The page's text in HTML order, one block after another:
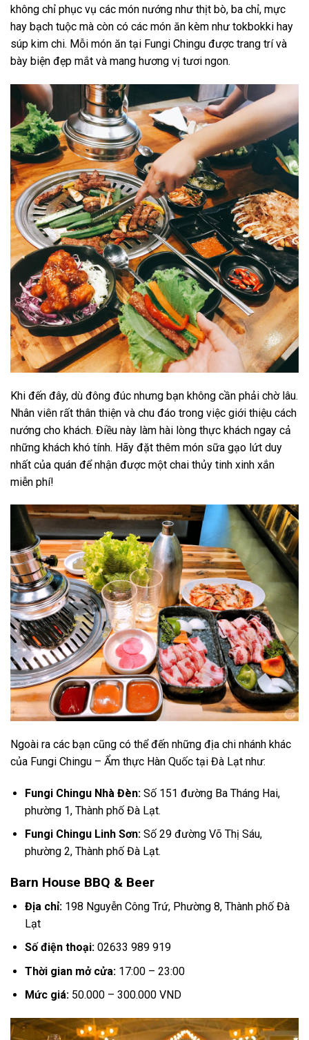
không chỉ phục vụ các món nướng như thịt bò, ba chỉ, mực
hay bạch tuộc mà còn có các món ăn kèm như tokbokki hay
súp kim chi. Mỗi món ăn tại Fungi Chingu được trang trí và
bày biện đẹp mắt và mang hương vị tươi ngon.
Khi đến đây, dù đông đúc nhưng bạn không cần phải chờ lâu.
Nhân viên rất thân thiện và chu đáo trong việc giới thiệu cách
nướng cho khách. Điều này làm hài lòng thực khách ngay cả
những khách khó tính. Hãy đặt thêm món sữa gạo lứt duy
nhất của quán để nhận được một chai thủy tinh xinh xắn
miễn phí!
Ngoài ra các bạn cũng có thể đến những địa chi nhánh khác
của Fungi Chingu – Ẩm thực Hàn Quốc tại Đà Lạt như:
Fungi Chingu Nhà Đèn:Số 151 đường Ba Tháng Hai,
phường 1, Thành phố Đà Lạt.
Fungi Chingu Linh Sơn:Số 29 đường Võ Thị Sáu,
phường 2, Thành phố Đà Lạt.
Barn House BBQ & Beer
Địa chỉ:198 Nguyễn Công Trứ, Phường 8, Thành phố Đà
Lạt
Số điện thoại:02633 989 919
Thời gian mở cửa:17:00 – 23:00
Mức giá:50.000 – 300.000 VND